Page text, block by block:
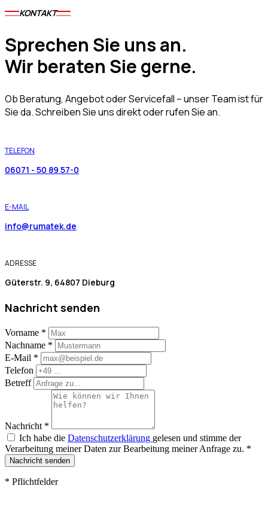
KONTAKT
Sprechen Sie uns an.
Wir beraten Sie gerne.
Ob Beratung, Angebot oder Servicefall – unser Team ist für
Sie da. Schreiben Sie uns direkt oder rufen Sie an.
TELEFON
06071 - 50 89 57-0
E-MAIL
info@rumatek.de
ADRESSE
Güterstr. 9, 64807 Dieburg
Nachricht senden
Vorname *
Nachname *
E-Mail *
Telefon
Betreff
Nachricht *
Ich habe die Datenschutzerklärung gelesen und stimme der
Verarbeitung meiner Daten zur Bearbeitung meiner Anfrage zu. *
Nachricht senden
* Pflichtfelder